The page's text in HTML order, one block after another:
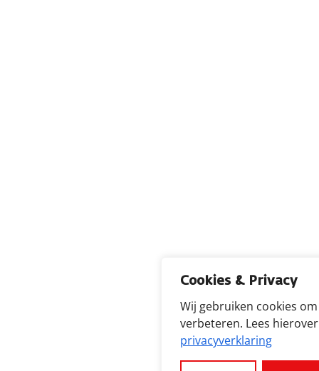
Cookies & Privacy
Wij gebruiken cookies
verbeteren. Lees
privacyverklaring